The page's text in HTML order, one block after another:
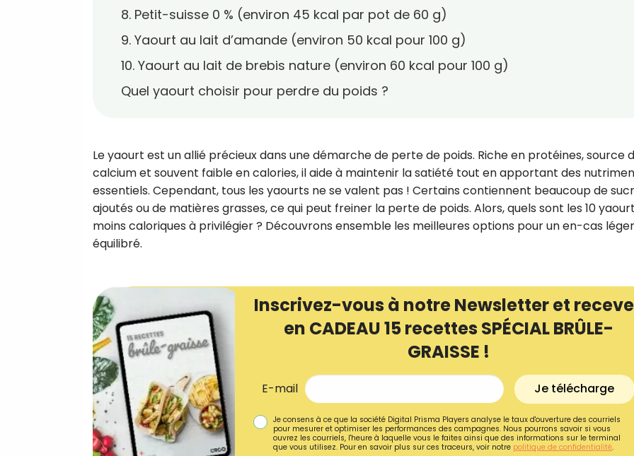
8. Petit-suisse 0 % (environ 45 kcal par pot de 60 g)
9. Yaourt au lait d’amande (environ 50 kcal pour 100 g)
10. Yaourt au lait de brebis nature (environ 60 kcal pour 100 g)
Quel yaourt choisir pour perdre du poids ?
Le yaourt est un allié précieux dans une démarche de perte de poids. Riche en protéines, source
calcium et souvent faible en calories, il aide à maintenir la satiété tout en apportant des
essentiels. Cependant, tous les yaourts ne se valent pas ! Certains contiennent beaucoup de
ajoutés ou de matières grasses, ce qui peut freiner la perte de poids. Alors, quels sont les 10
moins caloriques à privilégier ? Découvrons ensemble les meilleures options pour un en-cas
équilibré.
Inscrivez-vous à notre Newsletter et
en CADEAU 15 recettes SPÉCIAL BRÛLE-
GRAISSE !
E-mail Je télécharge
Je consens à ce que la société Digital Prisma Players analyse le taux d'ouverture des courriels
pour mesurer et optimiser les performances des campagnes. Nous pourrons savoir si vous
ouvrez les courriels, l'heure à laquelle vous le faites ainsi que des informations sur le terminal
que vous utilisez. Pour en savoir plus sur ces traceurs, voir notre politique de confidentialité.
Recevez
recettes inédites de
!
Ainsi que la newsletter